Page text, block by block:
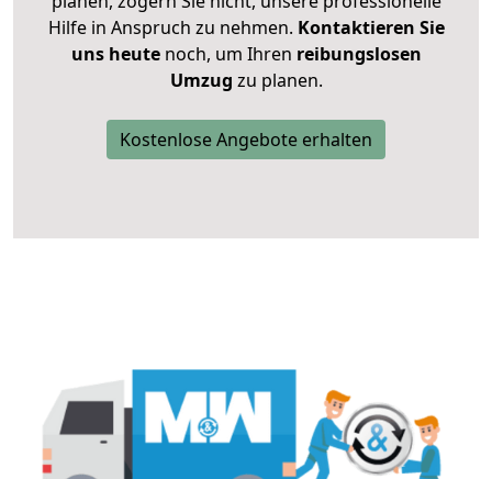
Hilfe in Anspruch zu nehmen. Kontaktieren Sie
uns heutenoch, um Ihren reibungslosen
Umzug zu planen.
Kostenlose Angebote erhalten